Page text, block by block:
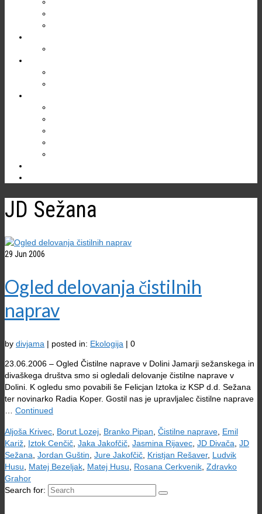
JD Sežana
29 Jun 2006
Ogled delovanja čistilnih
naprav
by divjama | posted in: Ekologija | 0
23.06.2006 – Ogled Čistilne naprave v Dolini Jamarji sežanskega in
divaškega društva smo si ogledali delovanje čistilne naprave v
Dolini. K ogledu smo povabili še Felicjan Iztoka iz KSP d.d. Sežana
ter novinarko Radia Koper. Gostil nas je upravljalec čistilne naprave
Continued
Aljoša Krivec Borut Lozej Branko Pipan Čistilne naprave Emil
Kariž Iztok Cenčič Jaka Jakofčič Jasmina Rijavec JD Divača JD
Sežana Jordan Guštin Jure Jakofčič Kristjan Rešaver, Ludvik
Husu
Matej Bezeljak Matej Husu Rosana Cerkvenik Zdravko
Grahor
Search for: